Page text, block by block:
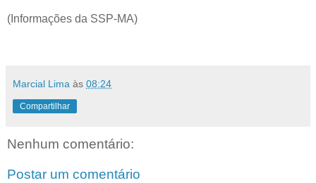
(Informações da SSP-MA)
Marcial Lima às 08:24
Compartilhar
Nenhum comentário:
Postar um comentário